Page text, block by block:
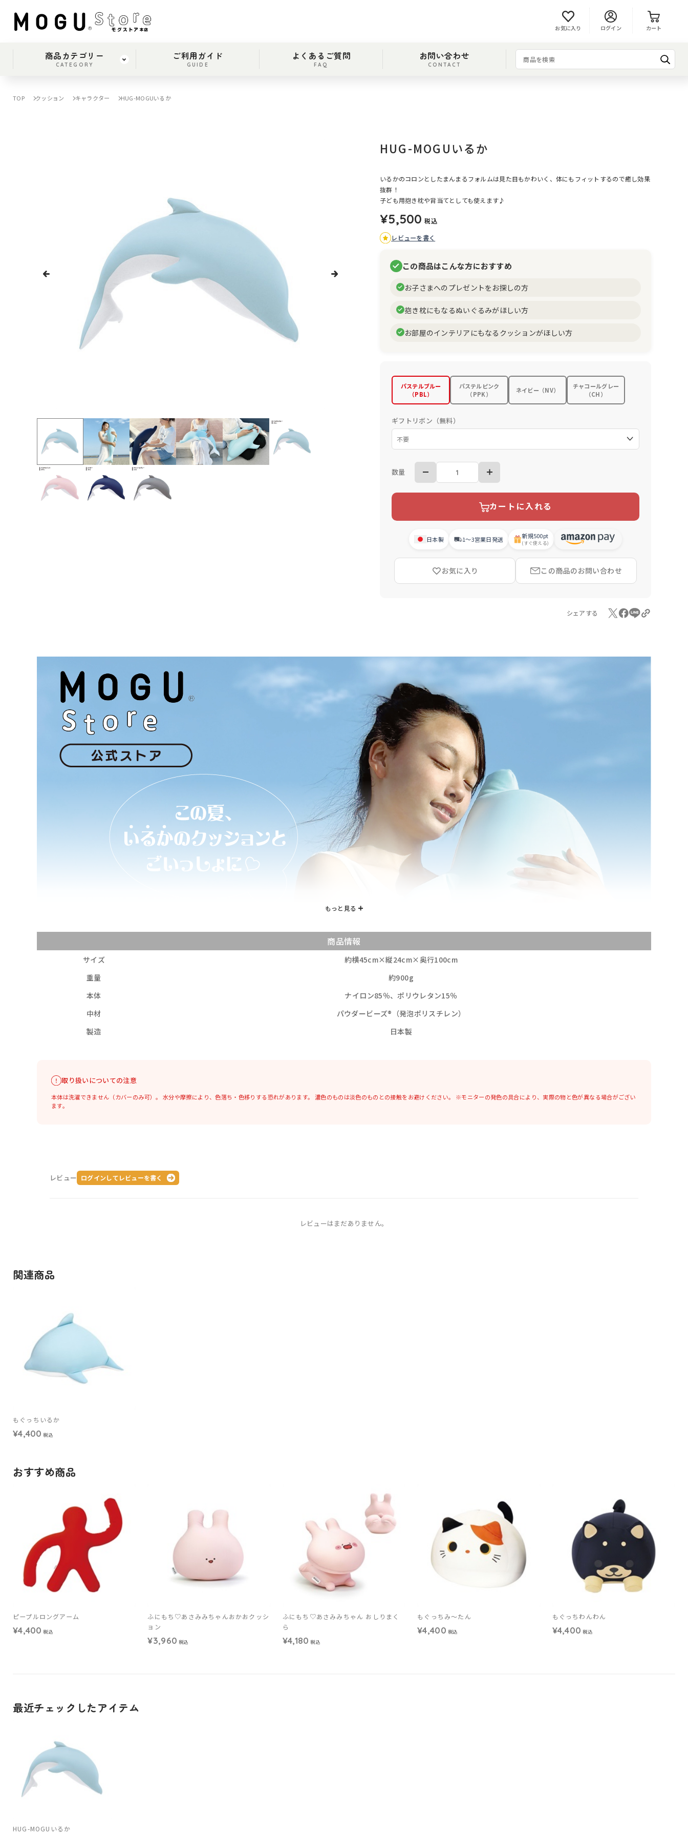
ログイン
お気に入り カート
商品カテゴリー
CATEGORY
ご利用ガイド
GUIDE
よくあるご質問
FAQ
お問い合わせ
CONTACT
TOP クッション キャラクター HUG-MOGUいるか
HUG-MOGUいるか
いるかのコロンとしたまんまるフォルムは見た目もかわいく、体にもフィットするので癒し効果
抜群！
子ども用抱き枕や背当てとしても使えます♪
¥5,500 税込
レビューを書く
この商品はこんな方におすすめ
お子さまへのプレゼントをお探しの方
抱き枕にもなるぬいぐるみがほしい方
お部屋のインテリアにもなるクッションがほしい方
パステルブルー
（PBL）
パステルピンク
（PPK）
ネイビー（NV）
チャコールグレー
（CH）
ギフトリボン（無料）
数量
カートに入れる
日本製 1〜3営業日発送 新規500pt
(すぐ使える)
お気に入り この商品のお問い合わせ
シェアする
商品情報
サイズ
約横45cm×縦24cm×奥行100cm
重量
約900g
本体
ナイロン85％、ポリウレタン15％
中材
パウダービーズ®（発泡ポリスチレン）
製造
日本製
取り扱いについての注意
本体は洗濯できません（カバーのみ可）。水分や摩擦により、色落ち・色移りする恐れがあります。 濃色のものは淡色のものとの接触をお避けください。 ※モニターの発色の具合により、実際の物と色が異なる場合がござい
ます。
レビュー ログインしてレビューを書く
レビューはまだありません。
関連商品
もぐっちいるか
¥4,400 税込
おすすめ商品
ピープルロングアーム
¥4,400 税込
ふにもち♡あさみみちゃんおかおクッシ
ョン
¥3,960 税込
ふにもち♡あさみみちゃん おしりまく
ら
¥4,180 税込
もぐっちみ～たん
¥4,400 税込
もぐっちわんわん
¥4,400 税込
最近チェックしたアイテム
HUG-MOGUいるか